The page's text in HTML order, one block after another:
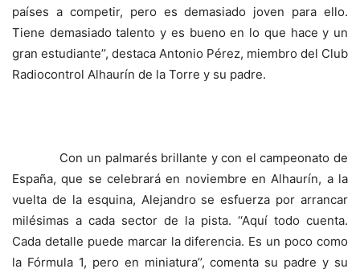
países a competir, pero es demasiado joven para ello.
Tiene demasiado talento y es bueno en lo que hace y un
gran estudiante’’, destaca Antonio Pérez, miembro del Club
Radiocontrol Alhaurín de la Torre y su padre.
Con un palmarés brillante y con el campeonato de
España, que se celebrará en noviembre en Alhaurín, a la
vuelta de la esquina, Alejandro se esfuerza por arrancar
milésimas a cada sector de la pista. ‘‘Aquí todo cuenta.
Cada detalle puede marcar la diferencia. Es un poco como
la Fórmula 1, pero en miniatura’’, comenta su padre y su